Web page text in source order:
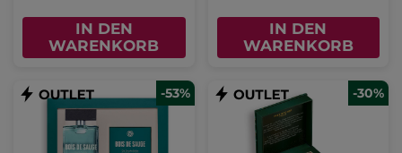
IN DEN
WARENKORB
IN DEN
WARENKORB
-53% -30%